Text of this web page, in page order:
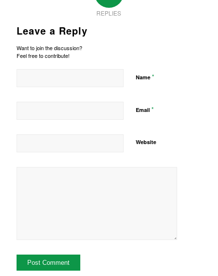
REPLIES
Leave a Reply
Want to join the discussion?
Feel free to contribute!
Name *
Email *
Website